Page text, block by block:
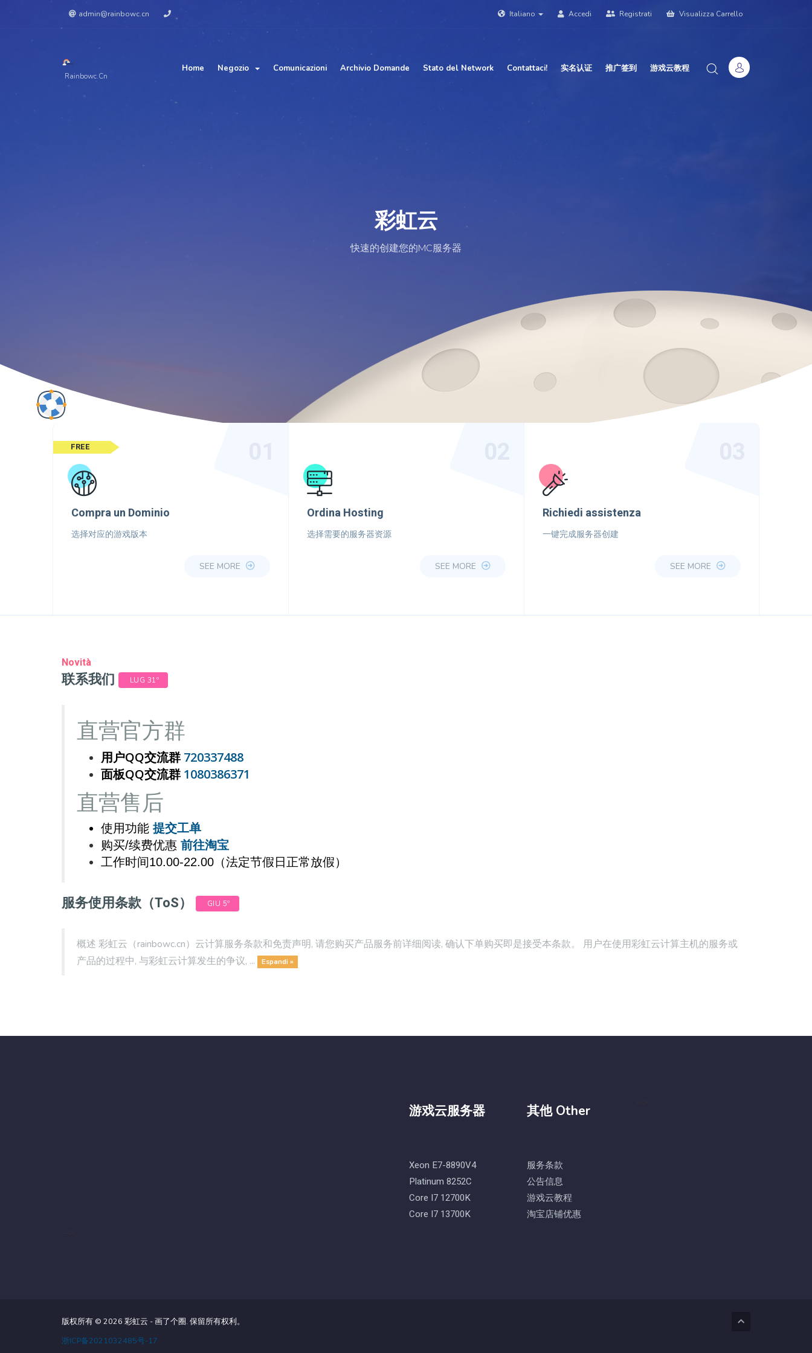
admin@rainbowc.cn Italiano Accedi Registrati Visualizza Carrello
Rainbowc.cn
Home Negozio Comunicazioni Archivio Domande Stato del Network Contattaci! 实名认证 推广签到 游戏云教程
彩虹云
快速的创建您的MC服务器
FREE
Compra un Dominio
选择对应的游戏版本
SEE MORE
Ordina Hosting
选择需要的服务器资源
SEE MORE
Richiedi assistenza
一键完成服务器创建
SEE MORE
Novità
联系我们 LUG 31º
直营官方群
用户QQ交流群 720337488
面板QQ交流群 1080386371
直营售后
使用功能 提交工单
购买/续费优惠 前往淘宝
工作时间10.00-22.00（法定节假日正常放假）
服务使用条款（ToS） GIU 5º
概述 彩虹云（rainbowc.cn）云计算服务条款和免责声明, 请您购买产品服务前详细阅读, 确认下单购买即是接受本条款。 用户在使用彩虹云计算主机的服务或
产品的过程中, 与彩虹云计算发生的争议, ...
Espandi »
游戏云服务器
Xeon E7-8890V4
Platinum 8252C
Core I7 12700K
Core I7 13700K
其他 Other
服务条款
公告信息
游戏云教程
淘宝店铺优惠
版权所有 © 2026 彩虹云 - 画了个圈. 保留所有权利。
浙ICP备2021032485号-17